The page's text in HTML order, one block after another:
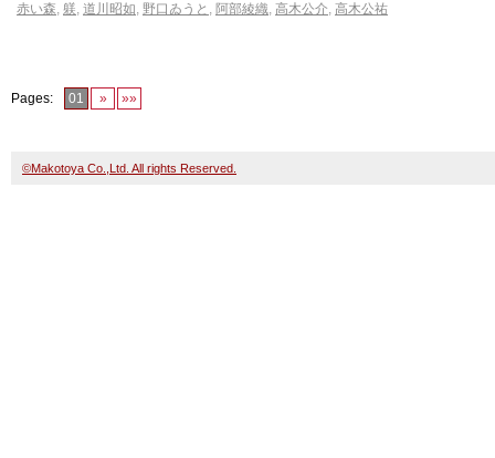
赤い森, 躾, 道川昭如, 野口ゐうと , 阿部綾織, 高木公介, 高木公祐
Pages: 01 » »»
©Makotoya Co.,Ltd. All rights Reserved.